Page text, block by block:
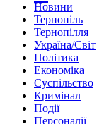
Новини
Тернопіль
Тернопілля
Україна/Світ
Політика
Економіка
Суспільство
Кримінал
Події
Персоналії